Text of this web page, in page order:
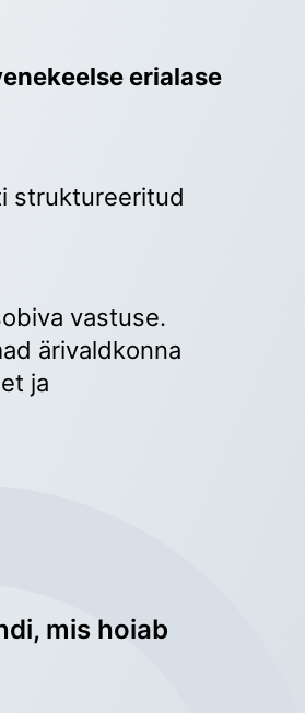
erialase
struktureeritud
vastuse.
ärivaldkonna
ja
mis hoiab